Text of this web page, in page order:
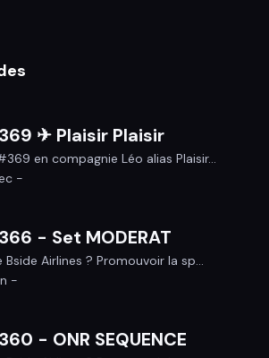
✈ Plaisir Plaisir
en compagnie Léo alias Plaisir...
-
- Set MODERAT
Bside Airlines ? Promouvoir la sp...
-
- ONR SEQUENCE